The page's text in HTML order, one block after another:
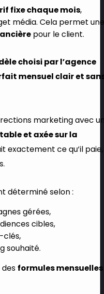
fixe chaque mois,
média. Cela permet une
pour le client.
choisi par l’agence
mensuel clair et
marketing avec
et axée sur la
exactement ce qu’il paie,
déterminé selon :
gérées,
cibles,
clés,
souhaité.
formules mensuelles